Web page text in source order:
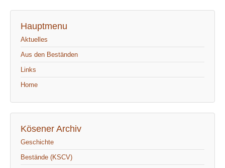
Hauptmenu
Aktuelles
Aus den Beständen
Links
Home
Kösener Archiv
Geschichte
Bestände (KSCV)